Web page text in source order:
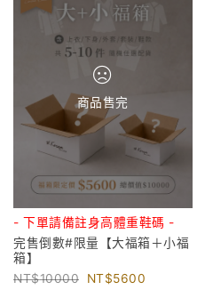
商品售完
- 下單請備註身高體重鞋碼 -
完售倒數#限量【大福箱＋小福
箱】
10000
5600